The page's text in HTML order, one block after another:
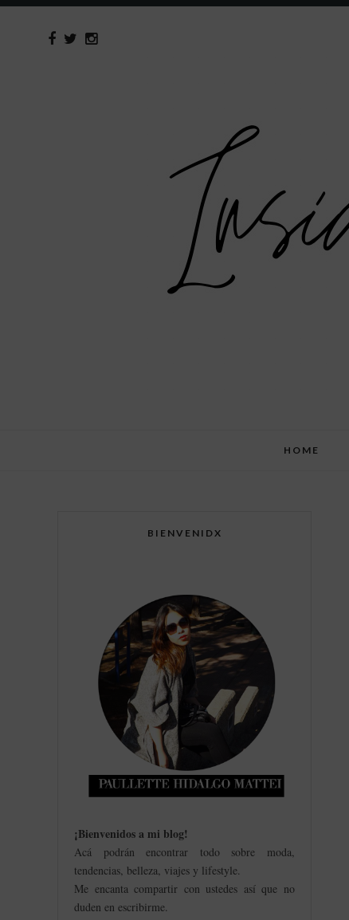
HOME
BIENVENIDX
¡Bienvenidos a mi blog!
Acá podrán encontrar todo sobre moda,
tendencias, belleza, viajes y lifestyle.
Me encanta compartir con ustedes así que no
duden en escribirme.